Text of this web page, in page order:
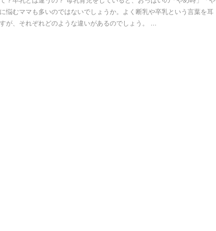
悩むママも多いのではないでしょうか。よく断乳や卒乳という言葉を耳
が、それぞれどのような違いがあるのでしょう。 ...